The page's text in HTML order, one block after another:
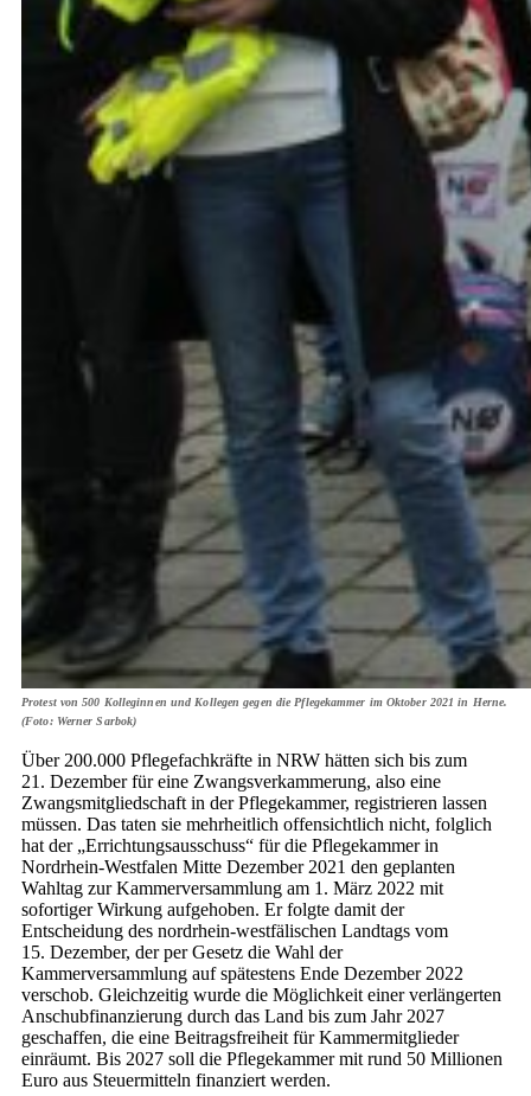
Protest von 500 Kolleginnen und Kollegen gegen die Pflegekammer im Oktober 2021 in Herne.
(Foto: Werner Sarbok)
Über 200.000 Pflegefachkräfte in NRW hätten sich bis zum
21. Dezember für eine Zwangsverkammerung, also eine
Zwangsmitgliedschaft in der Pflegekammer, registrieren lassen
müssen. Das taten sie mehrheitlich offensichtlich nicht, folglich
hat der „Errichtungsausschuss“ für die Pflegekammer in
Nordrhein-Westfalen Mitte Dezember 2021 den geplanten
Wahltag zur Kammerversammlung am 1. März 2022 mit
sofortiger Wirkung aufgehoben. Er folgte damit der
Entscheidung des nordrhein-westfälischen Landtags vom
15. Dezember, der per Gesetz die Wahl der
Kammerversammlung auf spätestens Ende Dezember 2022
verschob. Gleichzeitig wurde die Möglichkeit einer verlängerten
Anschubfinanzierung durch das Land bis zum Jahr 2027
geschaffen, die eine Beitragsfreiheit für Kammermitglieder
einräumt. Bis 2027 soll die Pflegekammer mit rund 50 Millionen
Euro aus Steuermitteln finanziert werden.